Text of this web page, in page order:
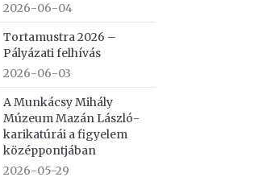
2026-06-04
Tortamustra 2026 –
Pályázati felhívás
2026-06-03
A Munkácsy Mihály
Múzeum Mazán László-
karikatúrái a figyelem
középpontjában
2026-05-29